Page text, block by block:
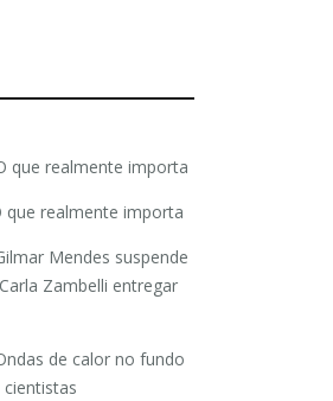
que realmente importa
que realmente importa
Mendes suspende
Zambelli entregar
de calor no fundo